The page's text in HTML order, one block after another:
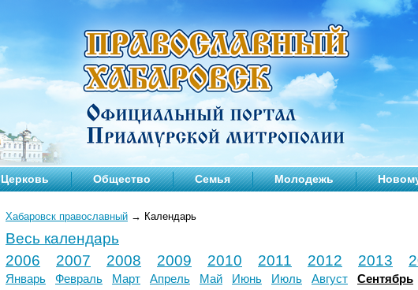
Церковь Общество Семья Молодежь
Хабаровск православный → Календарь
Весь календарь
2006
2007 2008 2009 2010 2011 2012 2013
Январь Февраль Март Апрель Май Июнь Июль Август Сентябрь